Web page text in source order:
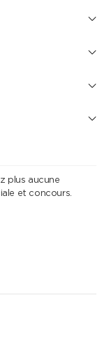
plus aucune
et concours.